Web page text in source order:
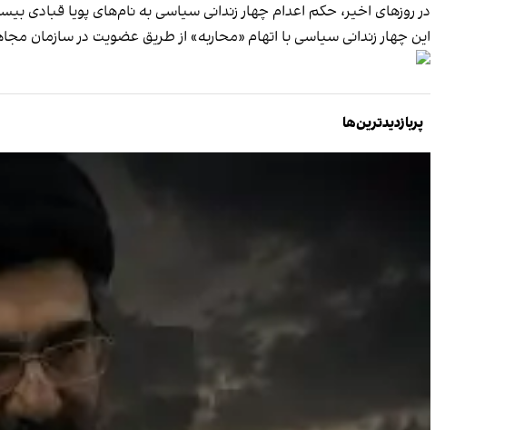
در روزهای اخیر، حکم اعدام چهار زندانی سیاسی به نام‌های پویا قبادی
این چهار زندانی سیاسی با اتهام «محاربه» از طریق عضویت در سازمان
پربازدیدترین‌ها